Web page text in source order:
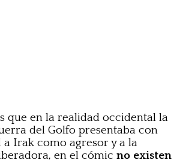
que en la realidad occidental la
del Golfo presentaba con
Irak como agresor y a la
en el cómic no existen